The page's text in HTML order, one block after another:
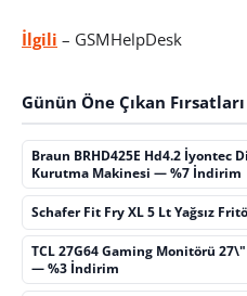
İlgili – GSMHelpDesk
Günün Öne Çıkan Fırsatları
Braun BRHD425E Hd4.2 İyontec
Kurutma Makinesi — %7 İndirim
Schafer Fit Fry XL 5 Lt Yağsız
TCL 27G64 Gaming Monitörü
— %3 İndirim